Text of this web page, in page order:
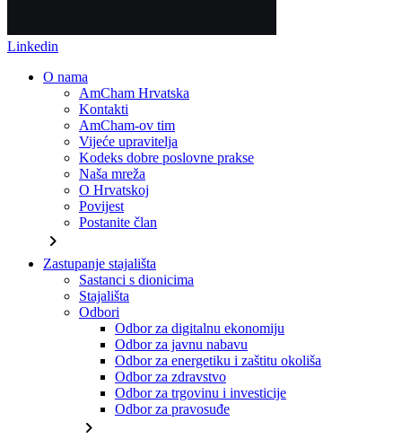
Linkedin
O nama
AmCham Hrvatska
Kontakti
AmCham-ov tim
Vijeće upravitelja
Kodeks dobre poslovne prakse
Naša mreža
O Hrvatskoj
Povijest
Postanite član
chevron_right
Zastupanje stajališta
Sastanci s dionicima
Stajališta
Odbori
Odbor za digitalnu ekonomiju
Odbor za javnu nabavu
Odbor za energetiku i zaštitu okoliša
Odbor za zdravstvo
Odbor za trgovinu i investicije
Odbor za pravosuđe
chevron_right